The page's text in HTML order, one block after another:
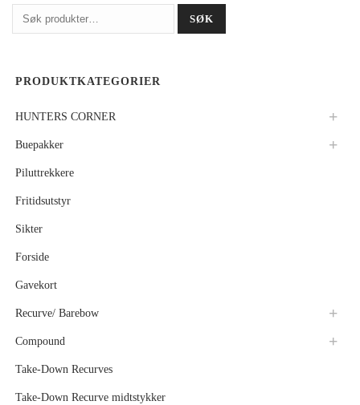
Søk
etter:
SØK
PRODUKTKATEGORIER
HUNTERS CORNER
Buepakker
Piluttrekkere
Fritidsutstyr
Sikter
Forside
Gavekort
Recurve/ Barebow
Compound
Take-Down Recurves
Take-Down Recurve midtstykker